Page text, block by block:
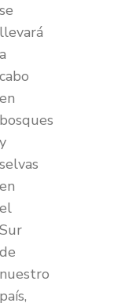
se
llevará
a
cabo
en
bosques
y
selvas
en
el
Sur
de
nuestro
país,